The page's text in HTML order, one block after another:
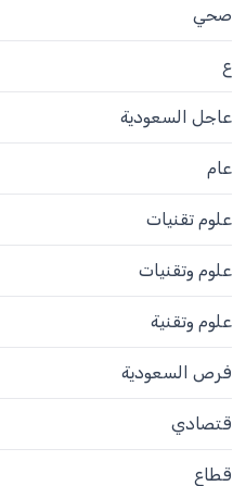
صحي
ع
عاجل السعودية
عام
علوم تقنيات
علوم وتقنيات
علوم وتقنية
فرص السعودية
قتصادي
قطاع